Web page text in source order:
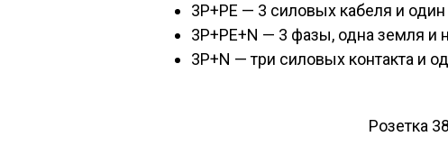
3Р+РЕ — 3 силовых кабеля и
3Р+РЕ+N — 3 фазы, одна земля и
3Р+N — три силовых контакта и
Розетка